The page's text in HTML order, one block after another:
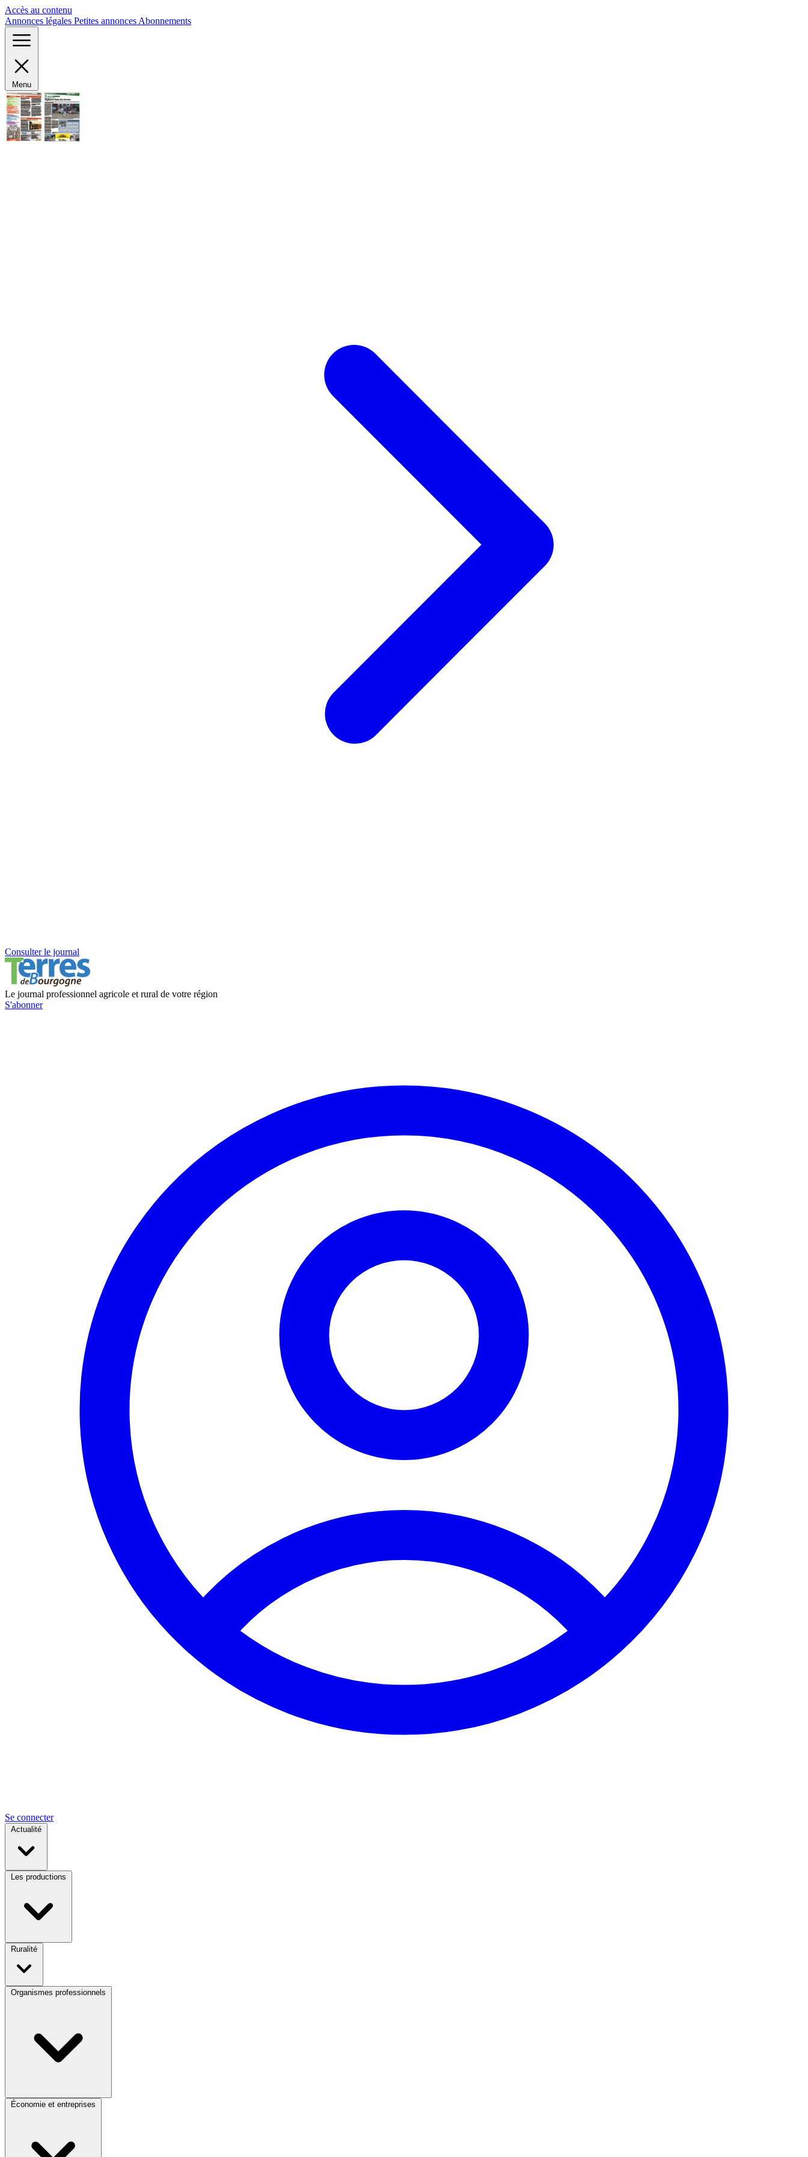
Accès au contenu
Annonces légales Petites annonces Abonnements
Menu
Consulter le journal
Le journal professionnel agricole et rural de votre région
S'abonner
Se connecter
Actualité
Les productions
Ruralité
Organismes professionnels
Économie et entreprises
Panneau de gestion des cookies